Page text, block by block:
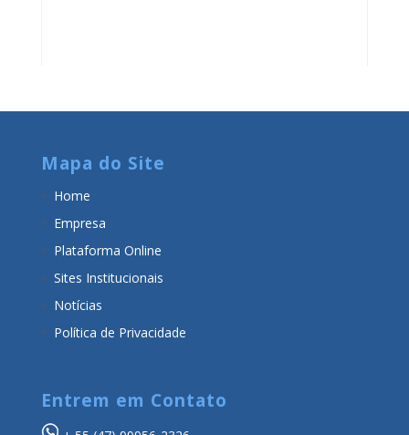
Mapa do Site
Home
Empresa
Plataforma Online
Sites Institucionais
Notícias
Política de Privacidade
Entrem em Contato